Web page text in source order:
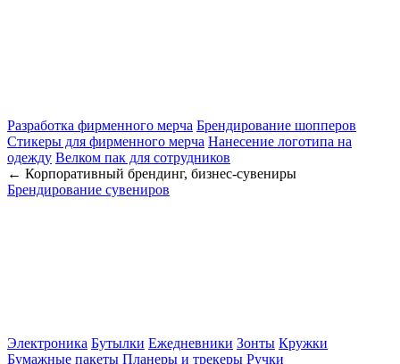
Разработка фирменного мерча Брендирование шопперов
Стикеры для фирменного мерча Нанесение логотипа на
одежду Велком пак для сотрудников
← Корпоративный брендинг, бизнес-сувениры
Брендирование сувениров
Электроника Бутылки Ежедневники Зонты Кружки
Бумажные пакеты Планеры и трекеры Ручки